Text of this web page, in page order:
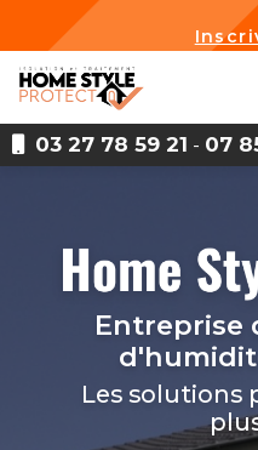
contenu
principal
03 27 78 59 21 - 07
Entreprise
Les solutions